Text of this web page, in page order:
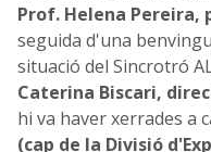
Prof. Helena Pereira,
seguida d'una
situació del Sincrotró
Caterina Biscari,
hi va haver xerrades a
(cap de la Divisió